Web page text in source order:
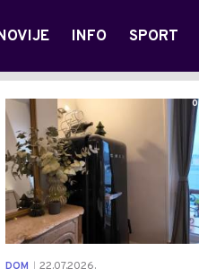
INFO SPORT
DOM 22.07.2026.
0